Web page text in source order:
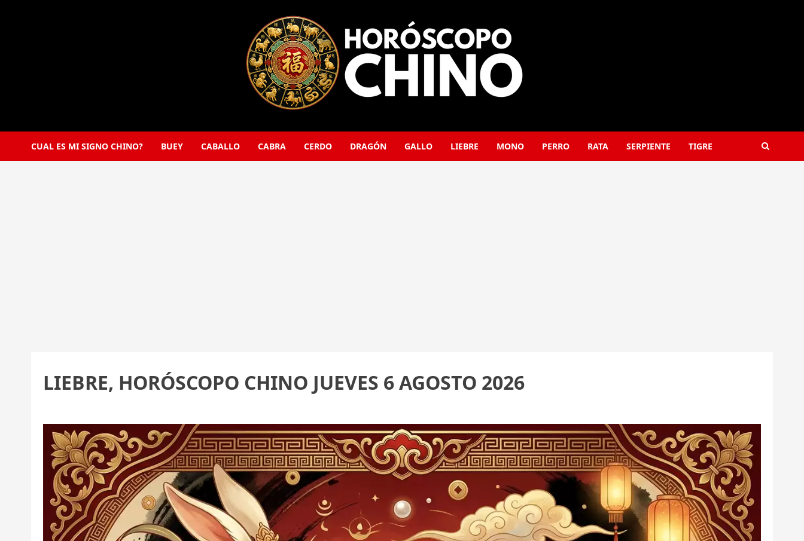
CUAL ES MI SIGNO CHINO? BUEY CABALLO CABRA CERDO DRAGÓN GALLO LIEBRE MONO PERRO RATA SERPIENTE TIGRE
LIEBRE, HORÓSCOPO CHINO JUEVES 6 AGOSTO 2026